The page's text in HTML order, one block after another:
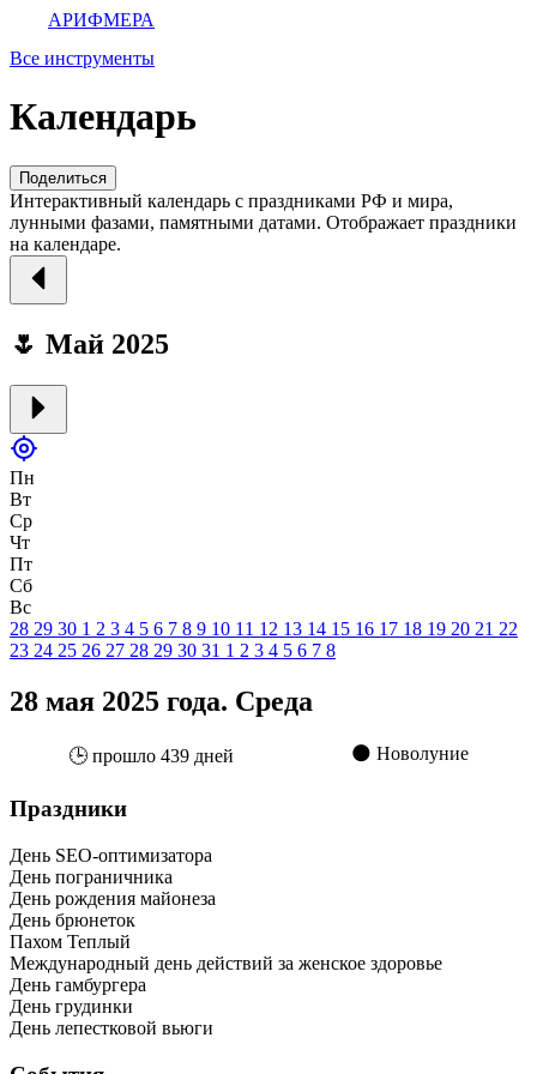
АРИФМЕРА
Все инструменты
Календарь
Поделиться
Интерактивный календарь с праздниками РФ и мира,
лунными фазами, памятными датами. Отображает праздники
на календаре.
🌷 Mай 2025
Пн
Вт
Ср
Чт
Пт
Сб
Вс
28 29 30 1 2 3 4 5 6 7 8 9 10 11 12 13 14 15 16 17 18 19 20 21 22
23 24 25 26 27 28 29 30 31 1 2 3 4 5 6 7 8
28 мая 2025 года. Среда
🕒 прошло 439 дней 🌑 Новолуние
Праздники
День SEO-оптимизатора
День пограничника
День рождения майонеза
День брюнеток
Пахом Теплый
Международный день действий за женское здоровье
День гамбургера
День грудинки
День лепестковой вьюги